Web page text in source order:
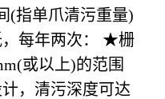
(指单爪清污重量)
每年两次： ★栅
或以上)的范围
，清污深度可达